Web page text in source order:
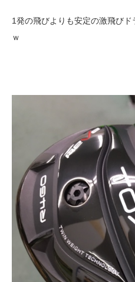
1発の飛びよりも安定の激飛び
ｗ